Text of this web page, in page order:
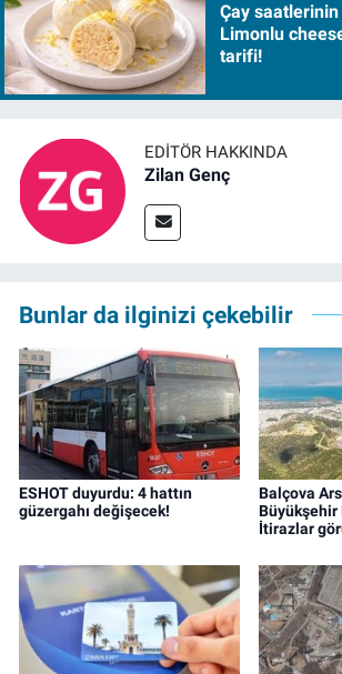
Çay
Limonlu
tarifi!
EDITÖR HAKKINDA
Zilan Genç
Bunlar da ilginizi çekebilir
ESHOT duyurdu: 4 hattın
güzergahı değişecek!
Balçova
Büyükşehir
İtirazlar